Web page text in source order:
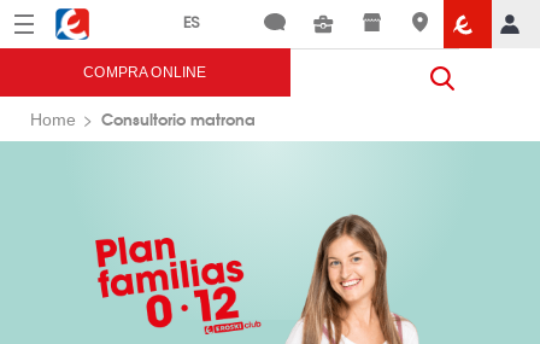
Menú Eroski
COMPRA ONLINE
Home Consultorio matrona